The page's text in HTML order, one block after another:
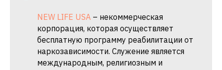
NEW LIFE USA – некоммерческая
корпорация, которая осуществляет
бесплатную программу реабилитации от
наркозависимости. Служение является
международным, религиозным и